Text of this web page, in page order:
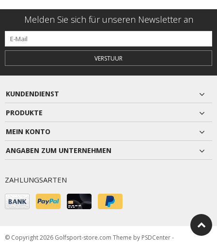
Melden Sie sich für unseren Newsletter an
VERSTUUR
KUNDENDIENST
PRODUKTE
MEIN KONTO
ANGABEN ZUM UNTERNEHMEN
ZAHLUNGSARTEN
© Copyright 2026 Golfsport-store.com Theme by PSDCenter-